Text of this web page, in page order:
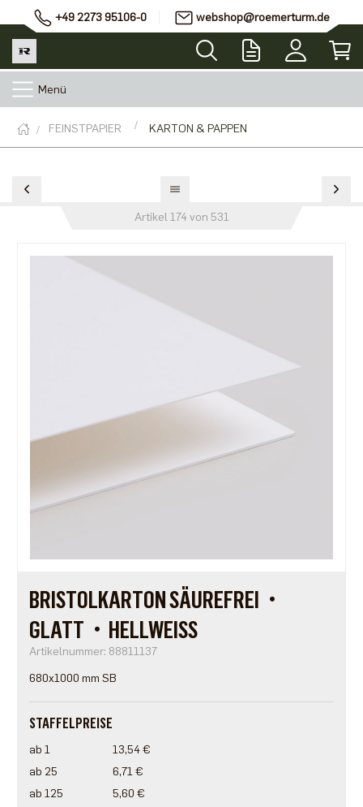
+49 2273 95106-0 webshop@roemerturm.de
Menü
FEINSTPAPIER KARTON & PAPPEN
Artikel 174 von 531
BRISTOLKARTON SÄUREFREI・
GLATT・HELLWEISS
Artikelnummer: 88811137
680x1000 mm SB
STAFFELPREISE
ab 1
13,54 €
ab 25
6,71 €
ab 125
5,60 €